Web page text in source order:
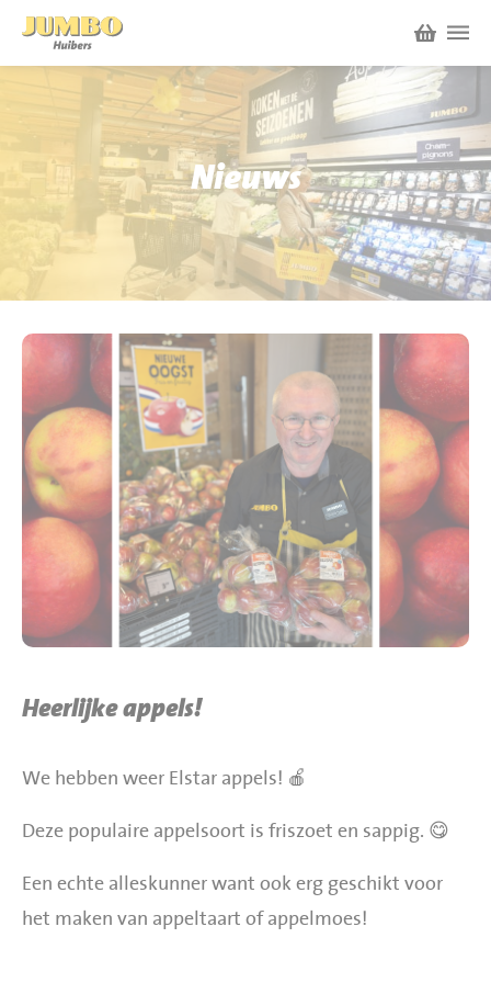
Winkels
P.W.A. Park
Bruïneplein
Nieuws
Acties
Werken bij Jumbo Huibers
Vacatures en Solliciteren
Werken en leren
Jumbo.com
BBQ gigant webshop
Jumbo Huibers Specials
Nieuws
Heerlijke appels!
We hebben weer Elstar appels! 🍎
Deze populaire appelsoort is friszoet en sappig. 😋
Een echte alleskunner want ook erg geschikt voor
het maken van appeltaart of appelmoes!